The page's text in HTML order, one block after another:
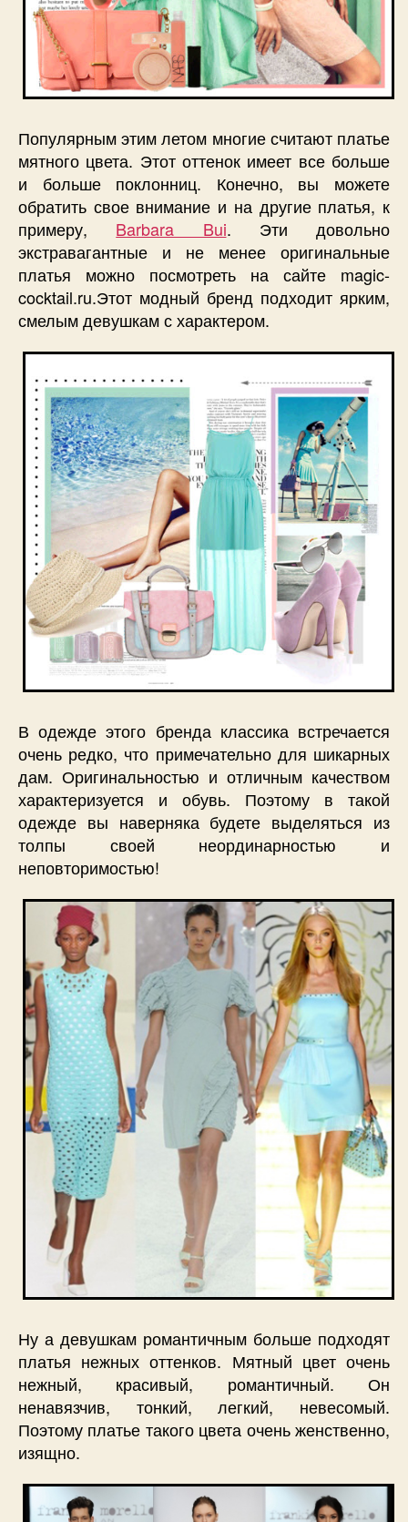
Популярным этим летом многие считают платье
мятного цвета. Этот оттенок имеет все больше
и больше поклонниц. Конечно, вы можете
обратить свое внимание и на другие платья, к
примеру, Barbara Bui. Эти довольно
экстравагантные и не менее оригинальные
платья можно посмотреть на сайте magic-
cocktail.ru.Этот модный бренд подходит ярким,
смелым девушкам с характером.
В одежде этого бренда классика встречается
очень редко, что примечательно для шикарных
дам. Оригинальностью и отличным качеством
характеризуется и обувь. Поэтому в такой
одежде вы наверняка будете выделяться из
толпы своей неординарностью и
неповторимостью!
Ну а девушкам романтичным больше подходят
платья нежных оттенков. Мятный цвет очень
нежный, красивый, романтичный. Он
ненавязчив, тонкий, легкий, невесомый.
Поэтому платье такого цвета очень женственно,
изящно.